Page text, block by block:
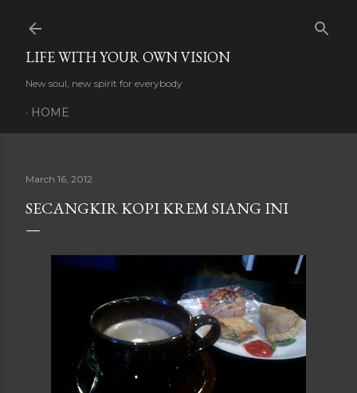
LIFE WITH YOUR OWN VISION
New soul, new spirit for everybody
HOME
March 16, 2012
SECANGKIR KOPI KREM SIANG INI